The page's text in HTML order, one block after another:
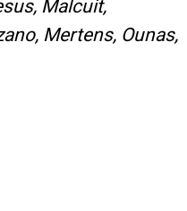
Malcuit,
Mertens, Ounas,